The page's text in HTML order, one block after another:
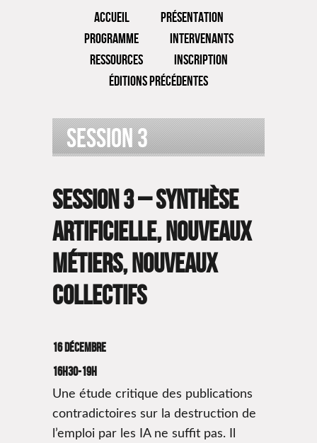
ACCUEIL
PRÉSENTATION
PROGRAMME
INTERVENANTS
RESSOURCES
INSCRIPTION
ÉDITIONS PRÉCÉDENTES
Session 3
Session 3 –Synthèse
artificielle, nouveaux
métiers, nouveaux
collectifs
16 décembre
16H30-19H
Une étude critique des publications
contradictoires sur la destruction de
l’emploi par les IA ne suffit pas. Il